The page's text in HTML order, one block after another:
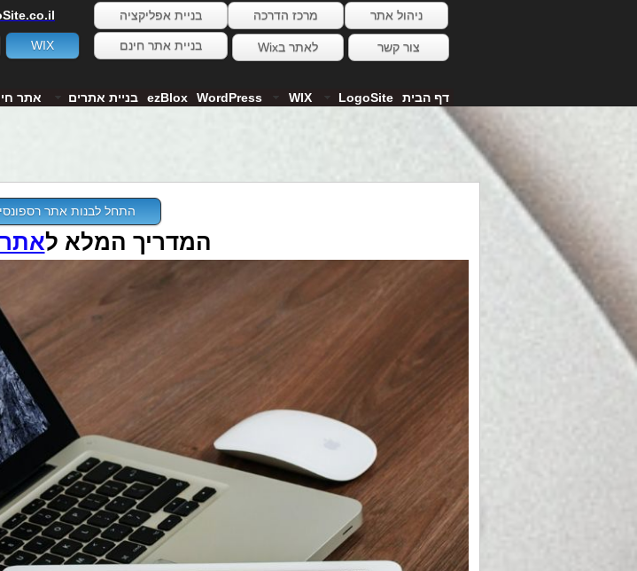
ניהול אתר
בניית אתר חינם
מרכז הדרכה
לאתר בWix
בניית אפליקציה
צור קשר WIX
דף הבית LogoSite
WIX
WordPress
ezBlox בניית אתרים אתר
התחל לבנות אתר
המדריך המלא לאתר